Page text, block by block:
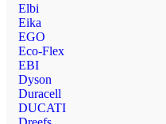
Elbi
Eika
EGO
Eco-Flex
EBI
Dyson
Duracell
DUCATI